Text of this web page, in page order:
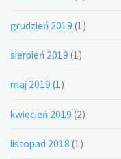
grudzień 2019 (1)
sierpień 2019 (1)
maj 2019 (1)
kwiecień 2019 (2)
listopad 2018 (1)